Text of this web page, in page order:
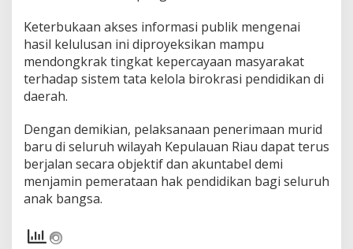
Keterbukaan akses informasi publik mengenai
hasil kelulusan ini diproyeksikan mampu
mendongkrak tingkat kepercayaan masyarakat
terhadap sistem tata kelola birokrasi pendidikan di
daerah.
Dengan demikian, pelaksanaan penerimaan murid
baru di seluruh wilayah Kepulauan Riau dapat terus
berjalan secara objektif dan akuntabel demi
menjamin pemerataan hak pendidikan bagi seluruh
anak bangsa.